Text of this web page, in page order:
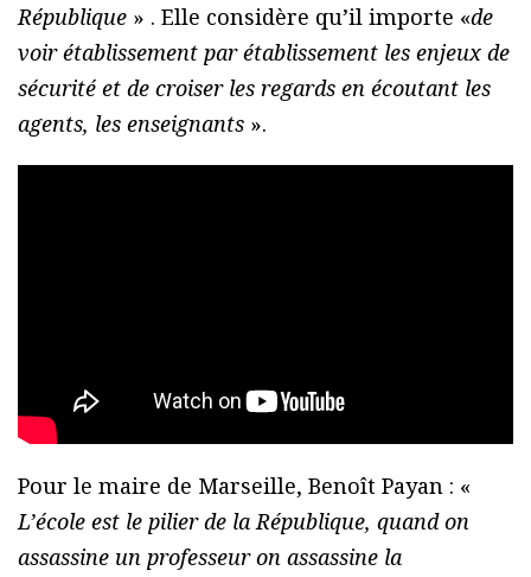
République » . Elle considère qu’il importe «de
voir établissement par établissement les enjeux de
sécurité et de croiser les regards en écoutant les
agents, les enseignants ».
Pour le maire de Marseille, Benoît Payan : «
L’école est le pilier de la République, quand on
assassine un professeur on assassine la